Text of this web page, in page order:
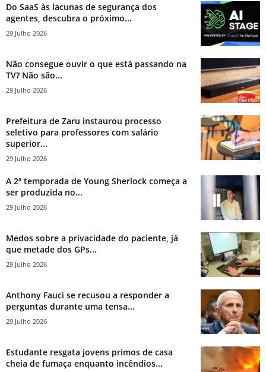
Do SaaS às lacunas de segurança dos
agentes, descubra o próximo...
29 Julho 2026
Não consegue ouvir o que está passando na
TV? Não são...
29 Julho 2026
Prefeitura de Zaru instaurou processo
seletivo para professores com salário
superior...
29 Julho 2026
A 2ª temporada de Young Sherlock começa a
ser produzida no...
29 Julho 2026
Medos sobre a privacidade do paciente, já
que metade dos GPs...
29 Julho 2026
Anthony Fauci se recusou a responder a
perguntas durante uma tensa...
29 Julho 2026
Estudante resgata jovens primos de casa
cheia de fumaça enquanto incêndios...